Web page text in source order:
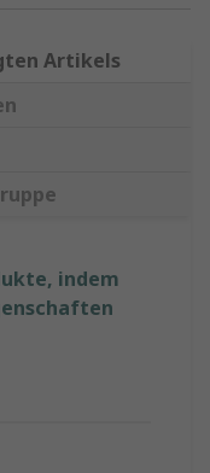
Artikels
indem